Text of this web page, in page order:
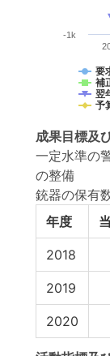
要
補
翌
予
-1k
成果目標及
一定水準の
の整備
銃器の保有
年度
2018
2019
2020